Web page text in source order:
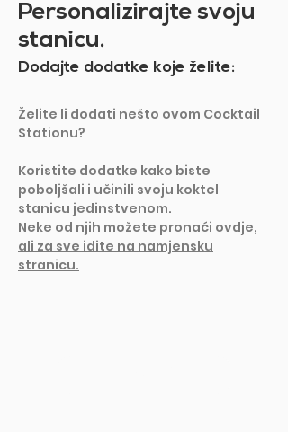
Personalizirajte svoju
stanicu.
Dodajte dodatke koje želite:
Želite li dodati nešto ovom Cocktail
Stationu?
Koristite dodatke kako biste
poboljšali i učinili svoju koktel
stanicu jedinstvenom.
Neke od njih možete pronaći ovdje,
ali za sve idite na namjensku
stranicu.